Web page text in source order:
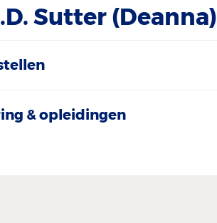
Sutter (Deanna)
& opleidingen